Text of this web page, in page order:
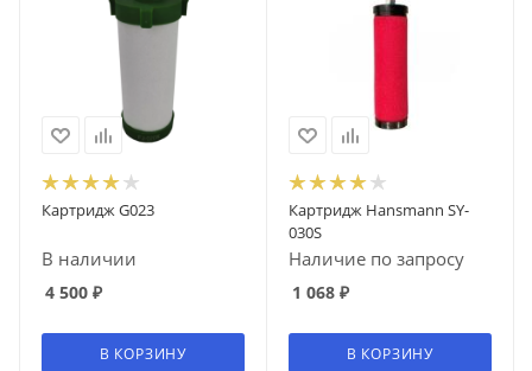
Картридж G023
В наличии
4 500 ₽
В КОРЗИНУ
Картридж Hansmann SY-
030S
Наличие по запросу
1 068 ₽
В КОРЗИНУ